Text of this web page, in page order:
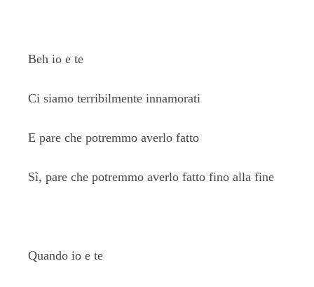
Beh io e te
Ci siamo terribilmente innamorati
E pare che potremmo averlo fatto
Sì, pare che potremmo averlo fatto fino alla fine
Quando io e te